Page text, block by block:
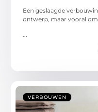
Een geslaagde
ontwerp, maar vooral
...
VERBOUWEN